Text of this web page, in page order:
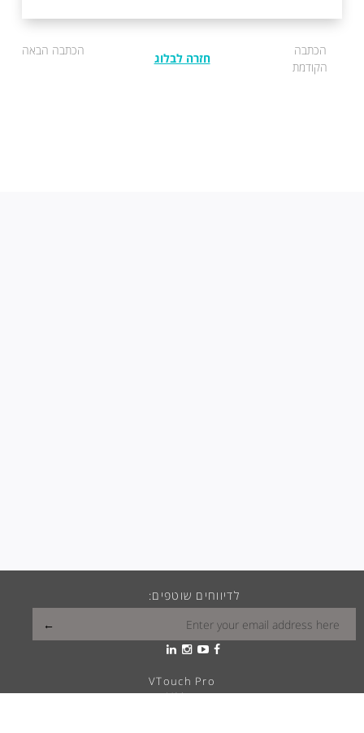
הכתבה
הקודמת
חזרה לבלוג
הכתבה הבאה
לדיווחים שוטפים:
VTouch Pro
VMax